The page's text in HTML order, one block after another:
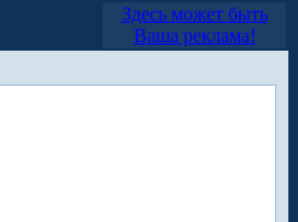
Здесь может быть
Ваша реклама!